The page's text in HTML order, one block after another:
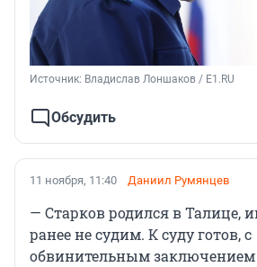
Источник: Владислав Лоншаков / E1.RU
Обсудить
11 ноября, 11:40 Даниил Румянцев
— Старков родился в Талице,
ранее не судим. К суду готов, с
обвинительным заключением